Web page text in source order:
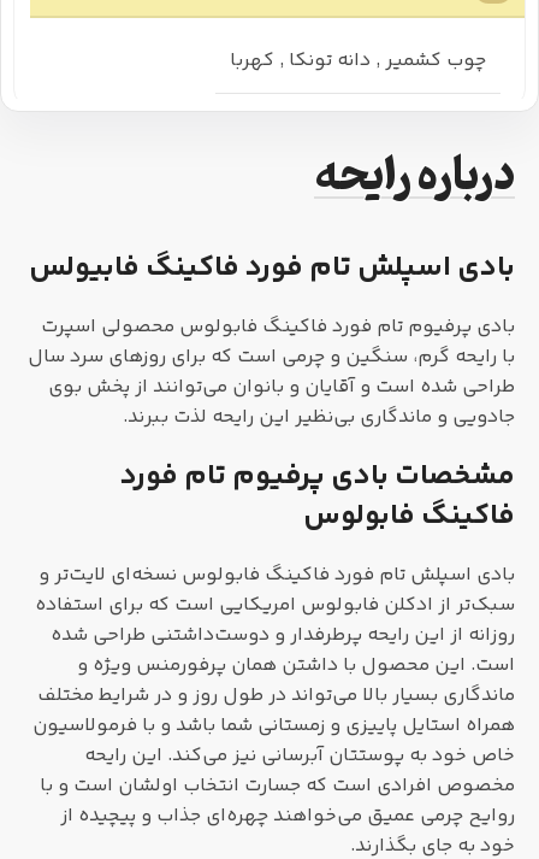
چوب کشمیر , دانه تونکا , کهربا
درباره رایحه
بادی اسپلش تام فورد فاکینگ فابیولس
بادی پرفیوم تام فورد فاکینگ فابولوس محصولی اسپرت
با رایحه گرم، سنگین و چرمی‌ است که برای روزهای سرد سال
طراحی شده است و آقایان و بانوان می‌توانند از پخش بوی
جادویی و ماندگاری بی‌نظیر این رایحه لذت ببرند.
مشخصات بادی پرفیوم تام فورد
فاکینگ فابولوس
بادی اسپلش تام فورد فاکینگ فابولوس نسخه‌ای لایت‌تر و
سبک‌تر از ادکلن فابولوس امریکایی است که برای استفاده
روزانه از این رایحه پرطرفدار و دوست‌داشتنی طراحی شده
است. این محصول با داشتن همان پرفورمنس ویژه و
ماندگاری بسیار بالا می‌تواند در طول روز و در شرایط مختلف
همراه استایل پاییزی و زمستانی شما باشد و با فرمولاسیون
خاص خود به پوستتان آبرسانی نیز می‌کند. این رایحه
مخصوص افرادی است که جسارت انتخاب اولشان است و با
روایح چرمی عمیق می‌خواهند چهره‌ای جذاب و پیچیده از
خود به جای بگذارند.